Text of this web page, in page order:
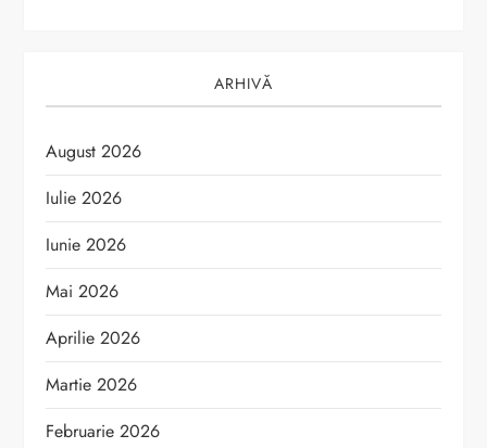
ARHIVĂ
August 2026
Iulie 2026
Iunie 2026
Mai 2026
Aprilie 2026
Martie 2026
Februarie 2026